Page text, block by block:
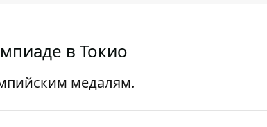
в Токио
медалям.